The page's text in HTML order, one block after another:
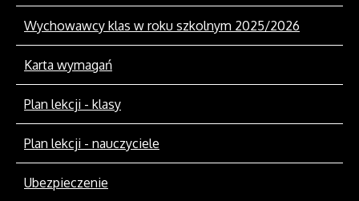
Wychowawcy klas w roku szkolnym 2025/2026
Karta wymagań
Plan lekcji - klasy
Plan lekcji - nauczyciele
Ubezpieczenie